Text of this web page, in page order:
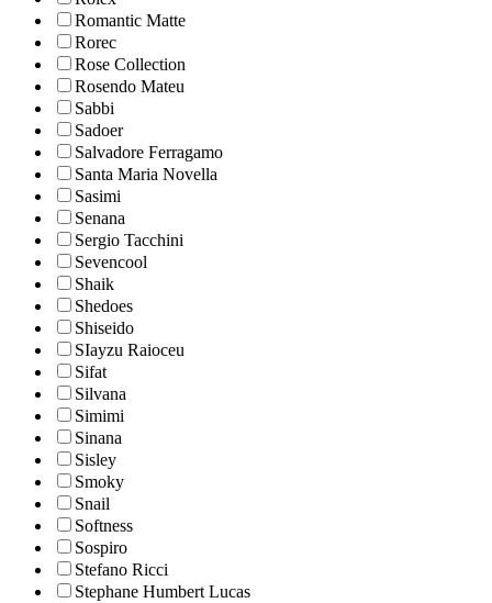
Romantic Matte
Rorec
Rose Collection
Rosendo Mateu
Sabbi
Sadoer
Salvadore Ferragamo
Santa Maria Novella
Sasimi
Senana
Sergio Tacchini
Sevencool
Shaik
Shedoes
Shiseido
SIayzu Raioceu
Sifat
Silvana
Simimi
Sinana
Sisley
Smoky
Snail
Softness
Sospiro
Stefano Ricci
Stephane Humbert Lucas